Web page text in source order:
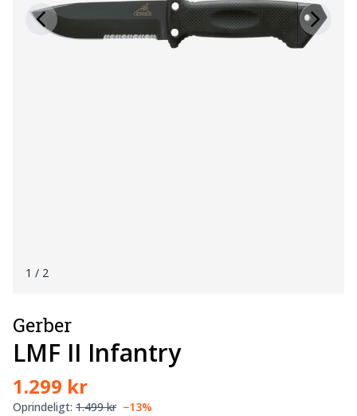
1 / 2
Gerber
LMF II Infantry
1.299 kr
Oprindeligt: 1.499 kr −13%